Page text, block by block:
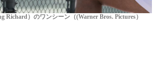
Richard）のワンシーン（(Warner Bros. Pictures）